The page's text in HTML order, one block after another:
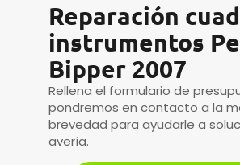
Reparación
instrumentos
Bipper 2007
Rellena el formulario de
pondremos en contacto a la
brevedad para ayudarle a
avería.